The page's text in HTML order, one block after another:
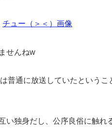
チュー（＞＜）画像
せんねw
普通に放送していたという
い独身だし、公序良俗に触れ